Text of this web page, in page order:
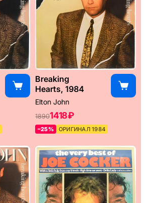
Breaking
Hearts, 1984
Elton John
18901418 ₽
–25% ОРИГИНАЛ 1984